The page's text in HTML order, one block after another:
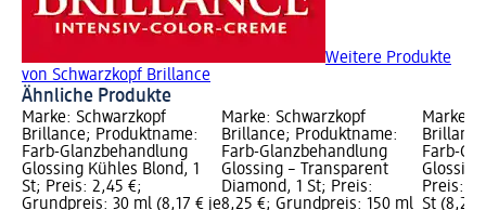
Weitere Produkte
von Schwarzkopf Brillance
Ähnliche Produkte
Marke: Schwarzkopf
Brillance; Produktname:
Farb-Glanzbehandlung
Glossing Kühles Blond, 1
St; Preis: 2,45 €;
Grundpreis: 30 ml (8,17 € je
Marke: Schwarzkopf
Brillance; Produktname:
Farb-Glanzbehandlung
Glossing – Transparent
Diamond, 1 St; Preis:
8,25 €; Grundpreis: 150 ml
Marke:
Farb-
Preis:
St (8,25